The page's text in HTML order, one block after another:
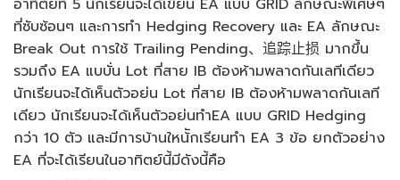
อาทิต์ยที่ 5 นักเรียนจะได้เขียน EA แบบ GRID ลักษณะพิเศษๆ
ที่ซับซ้อนๆ และการทำ Hedging Recovery และ EA ลักษณะ
Break Out การใช้ Trailing Pending、追踪止损 มากขึ้น
รวมถึง EA แบบั่น Lot ที่สาย IB ต้องห้ามพลาดกันเลทีเดียว
นักเรียนจะได้เห็นตัวอย่น Lot ที่สาย IB ต้องห้ามพลาดกันเลที
เดียว นักเรียนจะได้เห็นตัวอย่นทำEA แบบ GRID Hedging
กว่า 10 ตัว และมีการบ้านใหน้ักเรียนทำ EA 3 ข้อ ยกตัวอย่าง
EA ที่จะได้เรียนในอาทิตย์นี้มีดังนี้คือ